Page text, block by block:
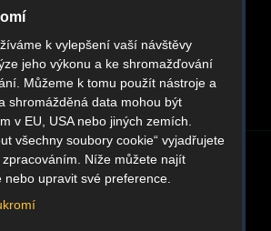
REKLAMACE
OBCHODNÍ PODMÍNKY
k vylepšení vaší návštěvy
jeho výkonu a ke shromažďování
Můžeme k tomu použít nástroje a
shromážděná data mohou být
v EU, USA nebo jiných zemích.
všechny soubory cookie“ vyjadřujete
Níže můžete najít
upravit své preference.